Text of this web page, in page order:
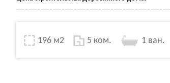
196 м2 5 ком. 1 ван.